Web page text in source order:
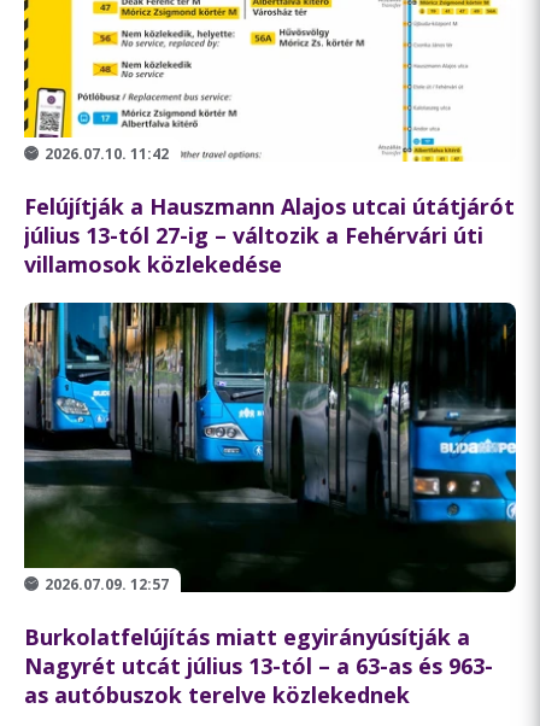
2026.07.10. 11:42
Felújítják a Hauszmann Alajos utcai útátjárót
július 13-tól 27-ig – változik a Fehérvári úti
villamosok közlekedése
2026.07.09. 12:57
Burkolatfelújítás miatt egyirányúsítják a
Nagyrét utcát július 13-tól – a 63-as és 963-
as autóbuszok terelve közlekednek